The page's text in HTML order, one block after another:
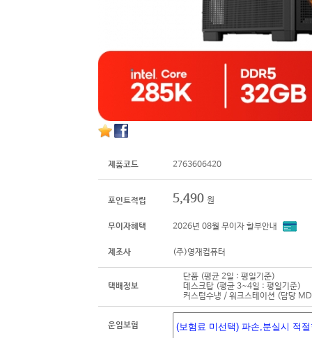
제품코드 2763606420
포인트적립 5,490 원
무이자혜택 2026년 08월 무이자 할부안내
제조사 (주)영재컴퓨터
택배정보
단품 (평균 2일 : 평일기준)
데스크탑 (평균 3~4일 : 평일기준)
커스텀수냉 / 워크스테이션 (담당
운임보험